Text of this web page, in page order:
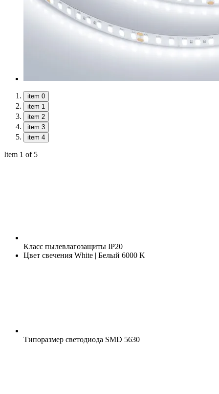
item 0
item 1
item 2
item 3
item 4
Item 1 of 5
Класс пылевлагозащиты IP20
Цвет свечения White | Белый 6000 K
Типоразмер светодиода SMD 5630